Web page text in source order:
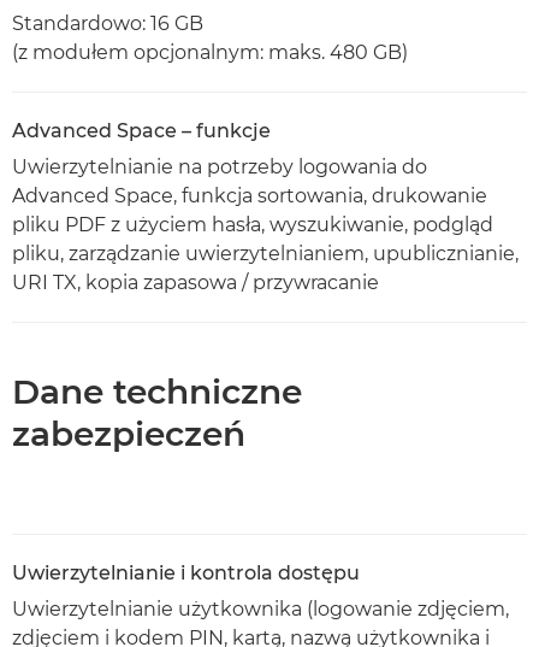
Standardowo: 16 GB
(z modułem opcjonalnym: maks. 480 GB)
Advanced Space – funkcje
Uwierzytelnianie na potrzeby logowania do
Advanced Space, funkcja sortowania, drukowanie
pliku PDF z użyciem hasła, wyszukiwanie, podgląd
pliku, zarządzanie uwierzytelnianiem, upublicznianie,
URI TX, kopia zapasowa / przywracanie
Dane techniczne
zabezpieczeń
Uwierzytelnianie i kontrola dostępu
Uwierzytelnianie użytkownika (logowanie zdjęciem,
zdjęciem i kodem PIN, kartą, nazwą użytkownika i